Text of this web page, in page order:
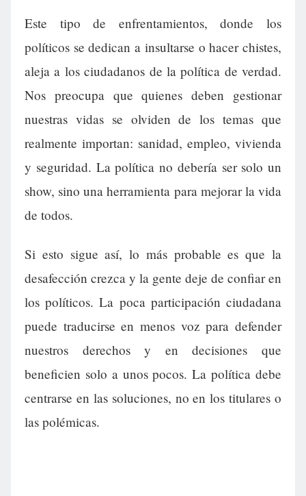
Este tipo de enfrentamientos, donde los
políticos se dedican a insultarse o hacer chistes,
aleja a los ciudadanos de la política de verdad.
Nos preocupa que quienes deben gestionar
nuestras vidas se olviden de los temas que
realmente importan: sanidad, empleo, vivienda
y seguridad. La política no debería ser solo un
show, sino una herramienta para mejorar la vida
de todos.
Si esto sigue así, lo más probable es que la
desafección crezca y la gente deje de confiar en
los políticos. La poca participación ciudadana
puede traducirse en menos voz para defender
nuestros derechos y en decisiones que
beneficien solo a unos pocos. La política debe
centrarse en las soluciones, no en los titulares o
las polémicas.